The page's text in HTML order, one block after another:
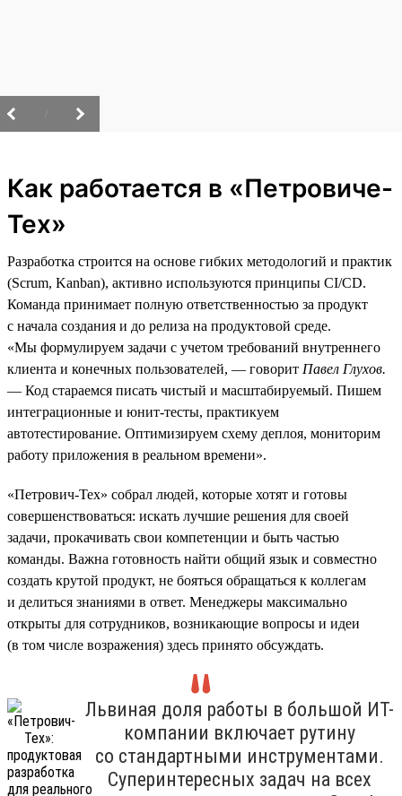
Как работается в «Петровиче-
Тех»
Разработка строится на основе гибких методологий и практик
(Scrum, Kanban), активно используются принципы CI/CD.
Команда принимает полную ответственностью за продукт
с начала создания и до релиза на продуктовой среде.
«Мы формулируем задачи с учетом требований внутреннего
клиента и конечных пользователей, — говорит Павел Глухов.
— Код стараемся писать чистый и масштабируемый. Пишем
интеграционные и юнит-тесты, практикуем
автотестирование. Оптимизируем схему деплоя, мониторим
работу приложения в реальном времени».
«Петрович-Тех» собрал людей, которые хотят и готовы
совершенствоваться: искать лучшие решения для своей
задачи, прокачивать свои компетенции и быть частью
команды. Важна готовность найти общий язык и совместно
создать крутой продукт, не бояться обращаться к коллегам
и делиться знаниями в ответ. Менеджеры максимально
открыты для сотрудников, возникающие вопросы и идеи
(в том числе возражения) здесь принято обсуждать.
Львиная доля работы в большой ИТ-
компании включает рутину
со стандартными инструментами.
Суперинтересных задач на всех